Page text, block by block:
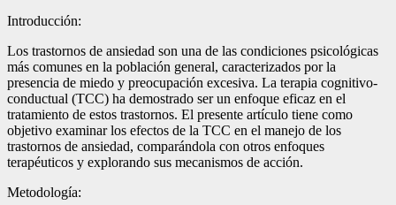
Introducción:
Los trastornos de ansiedad son una de las condiciones psicológicas
más comunes en la población general, caracterizados por la
presencia de miedo y preocupación excesiva. La terapia cognitivo-
conductual (TCC) ha demostrado ser un enfoque eficaz en el
tratamiento de estos trastornos. El presente artículo tiene como
objetivo examinar los efectos de la TCC en el manejo de los
trastornos de ansiedad, comparándola con otros enfoques
terapéuticos y explorando sus mecanismos de acción.
Metodología: